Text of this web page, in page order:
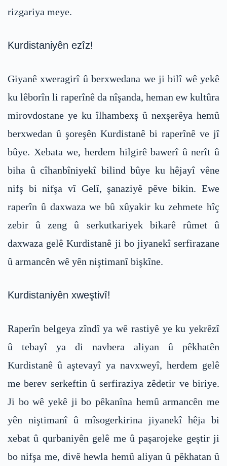
rizgariya meye.
Kurdistaniyên ezîz!
Giyanê xweragirî û berxwedana we ji bilî wê yekê
ku lêborîn li raperînê da nîşanda, heman ew kultûra
mirovdostane ye ku îlhambexş û nexşerêya hemû
berxwedan û şoreşên Kurdistanê bi raperînê ve jî
bûye. Xebata we, herdem hilgirê bawerî û nerît û
biha û cîhanbîniyekî bilind bûye ku hêjayî vêne
nifş bi nifşa vî Gelî, şanaziyê pêve bikin. Ewe
raperîn û daxwaza we bû xûyakir ku zehmete hîç
zebir û zeng û serkutkariyek bikarê rûmet û
daxwaza gelê Kurdistanê ji bo jiyanekî serfirazane
û armancên wê yên niştimanî bişkîne.
Kurdistaniyên xweştivî!
Raperîn belgeya zîndî ya wê rastiyê ye ku yekrêzî
û tebayî ya di navbera aliyan û pêkhatên
Kurdistanê û aştevayî ya navxweyî, herdem gelê
me berev serkeftin û serfiraziya zêdetir ve biriye.
Ji bo wê yekê ji bo pêkanîna hemû armancên me
yên niştimanî û mîsogerkirina jiyanekî hêja bi
xebat û qurbaniyên gelê me û paşarojeke geştir ji
bo nifşa me, divê hewla hemû aliyan û pêkhatan û